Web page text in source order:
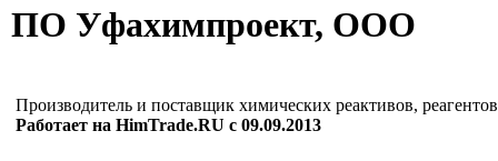
ПО Уфахимпроект, ООО
Производитель и поставщик химических реактивов, реагентов
Работает на HimTrade.RU с 09.09.2013